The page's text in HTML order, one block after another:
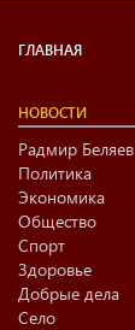
ГЛАВНАЯ
НОВОСТИ
Радмир Беляев
Политика
Экономика
Общество
Спорт
Здоровье
Добрые дела
Село